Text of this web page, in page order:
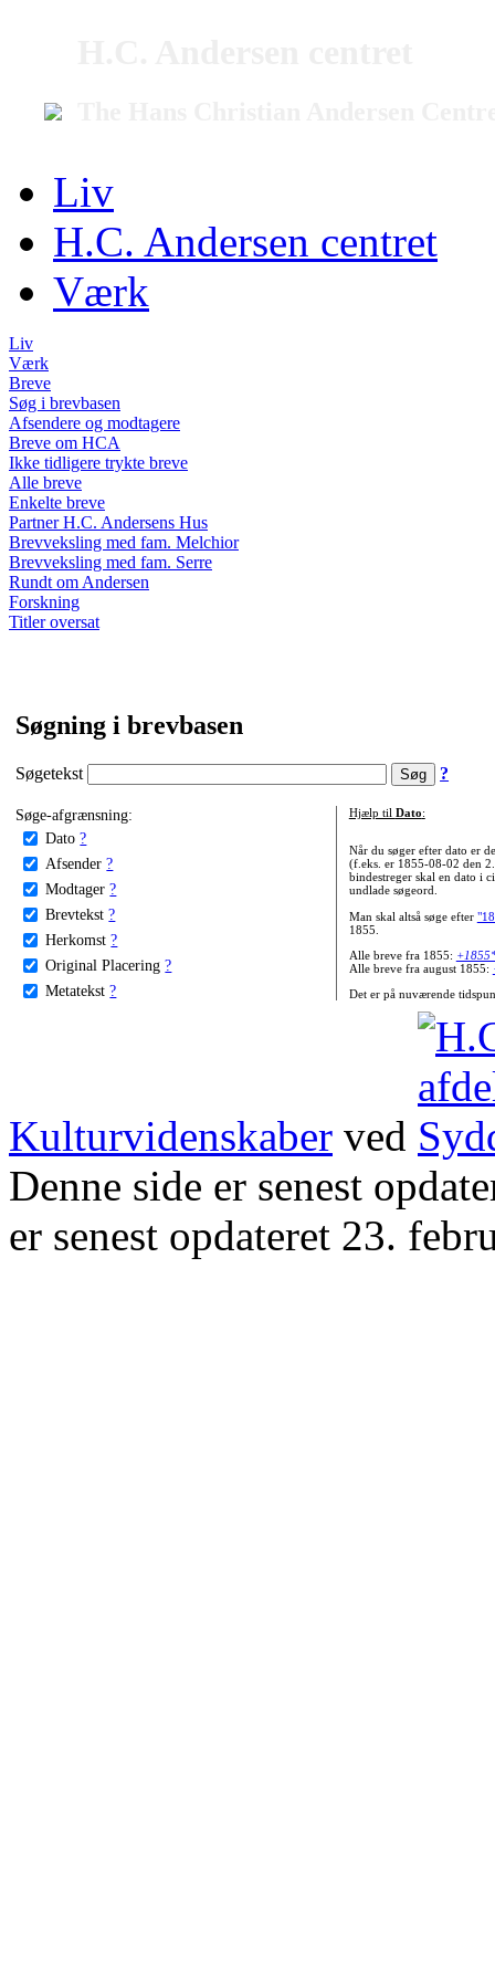
Liv
H.C. Andersen centret
Værk
Liv
Værk
Breve
Søg i brevbasen
Afsendere og modtagere
Breve om HCA
Ikke tidligere trykte breve
Alle breve
Enkelte breve
Partner H.C. Andersens Hus
Brevveksling med fam. Melchior
Brevveksling med fam. Serre
Rundt om Andersen
Forskning
Titler oversat
Søgning i brevbasen
Søgetekst ?
Søge-afgrænsning:
Dato ?
Afsender ?
Modtager ?
Brevtekst ?
Herkomst ?
Original Placering ?
Metatekst ?
Hjælp til Dato:
Når du søger efter dato er
(f.eks. er 1855-08-02 den
bindestreger skal en dato i
undlade søgeord.
Man skal altså søge efter
1855.
Alle breve fra 1855:
Alle breve fra august 1855:
Det er på nuværende
Kulturvidenskaber ved
Denne side er senest
er senest opdateret 23.